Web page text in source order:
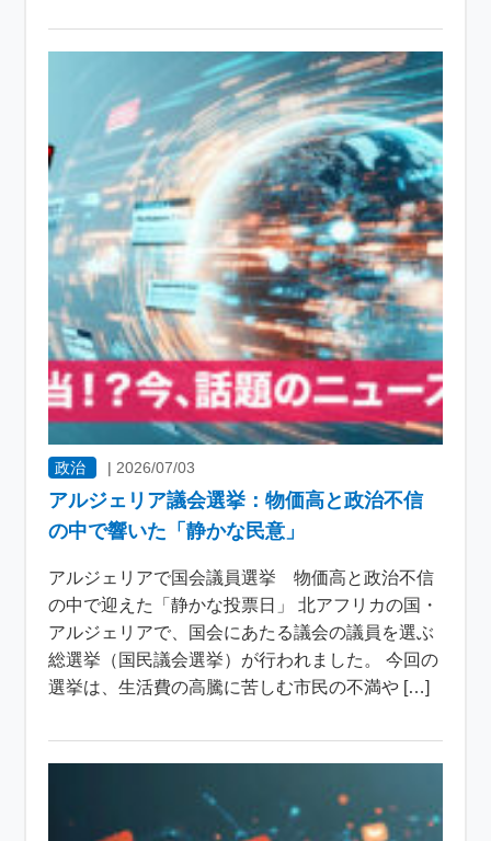
政治 | 2026/07/03
アルジェリア議会選挙：物価高と政治不信
の中で響いた「静かな民意」
アルジェリアで国会議員選挙 物価高と政治不信
の中で迎えた「静かな投票日」 北アフリカの国・
アルジェリアで、国会にあたる議会の議員を選ぶ
総選挙（国民議会選挙）が行われました。 今回の
選挙は、生活費の高騰に苦しむ市民の不満や […]